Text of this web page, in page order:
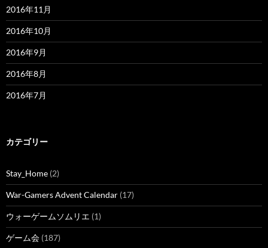
2016年11月
2016年10月
2016年9月
2016年8月
2016年7月
カテゴリー
Stay_Home (2)
War-Gamers Advent Calendar (17)
ウォーゲームソムリエ (1)
ゲーム会 (187)